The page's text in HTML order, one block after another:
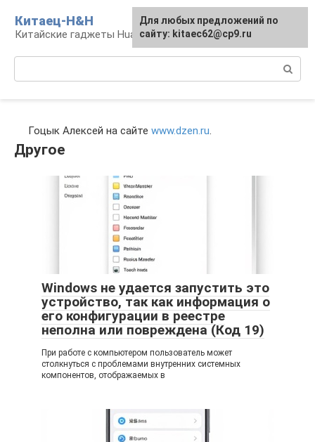
контенту
Китаец-H&H
Китайские гаджеты Huawei и Honor
Гоцык Алексей на сайте www.dzen.ru.
Другое
Windows не удается запустить это
устройство, так как информация о
его конфигурации в реестре
неполна или повреждена (Код 19)
При работе с компьютером пользователь может
столкнуться с проблемами внутренних системных
компонентов, отображаемых в
Для любых предложений по
сайту: kitaec62@cp9.ru